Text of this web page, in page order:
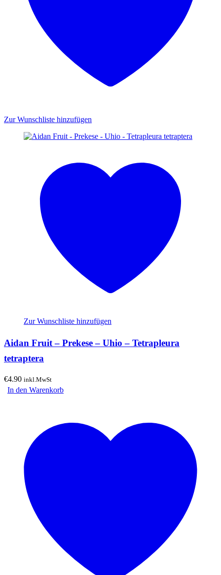
Zur Wunschliste hinzufügen
Zur Wunschliste hinzufügen
Aidan Fruit – Prekese – Uhio – Tetrapleura
tetraptera
€4.90 inkl.MwSt
In den Warenkorb